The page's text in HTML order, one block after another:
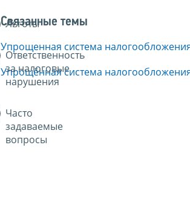
Льготы
Ответственность
за налоговые
нарушения
Часто
задаваемые
вопросы
Связанные темы
Упрощенная система
Упрощённая система